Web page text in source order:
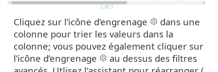
Cliquez sur l’icône d’engrenage
dans une
colonne pour trier les valeurs dans la
colonne; vous pouvez également cliquer sur
l’icône d’engrenage
au dessus des filtres